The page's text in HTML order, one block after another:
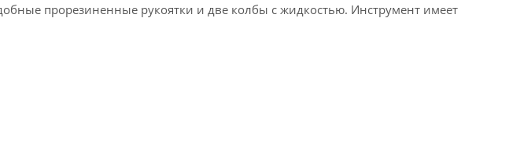
прорезиненные рукоятки и две колбы с жидкостью. Инструмент имеет